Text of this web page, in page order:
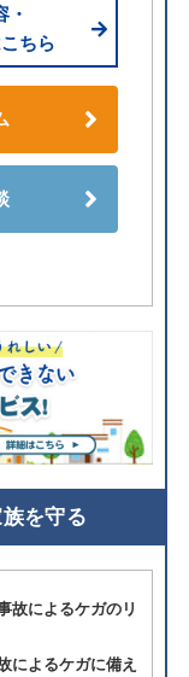
・
ちら
を守る
故によるケガのリ
によるケガに備え